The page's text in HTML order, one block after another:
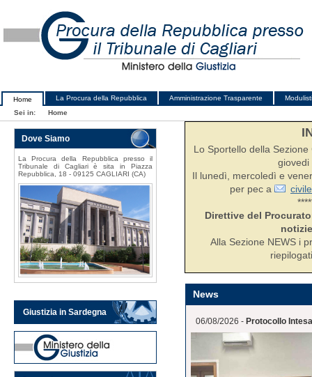
Home La Procura della Repubblica Amministrazione Trasparente
Sei in:
Home
Lo Sportello della
Il lunedì, mercoledì e
per pec a
Direttive del
Alla Sezione NEWS i
News
06/08/2026 - Protocollo
Dove Siamo
La Procura della Repubblica presso il
Tribunale di Cagliari è sita in Piazza
Repubblica, 18 - 09125 CAGLIARI (CA)
Giustizia in Sardegna